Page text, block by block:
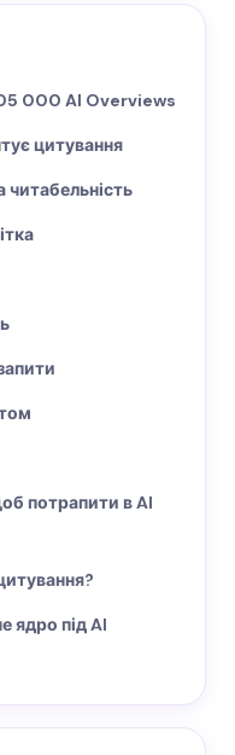
000 AI Overviews
цитування
читабельність
потрапити в AI
ядро під AI